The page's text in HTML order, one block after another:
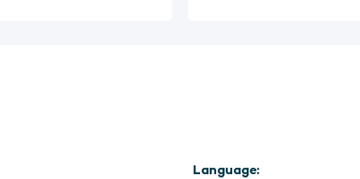
Language: